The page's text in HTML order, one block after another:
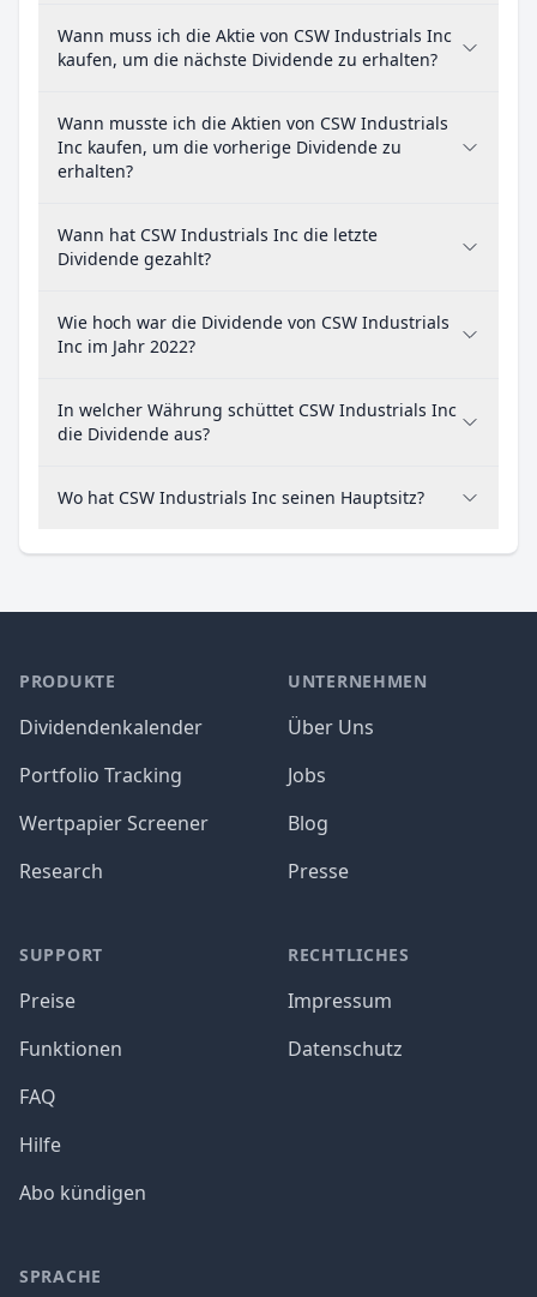
Wann muss ich die Aktie von CSW Industrials Inc
kaufen, um die nächste Dividende zu erhalten?
Wann musste ich die Aktien von CSW Industrials
Inc kaufen, um die vorherige Dividende zu
erhalten?
Wann hat CSW Industrials Inc die letzte
Dividende gezahlt?
Wie hoch war die Dividende von CSW Industrials
Inc im Jahr 2022?
In welcher Währung schüttet CSW Industrials Inc
die Dividende aus?
Wo hat CSW Industrials Inc seinen Hauptsitz?
PRODUKTE
Dividendenkalender
Portfolio Tracking
Wertpapier Screener
Research
SUPPORT
Preise
Funktionen
FAQ
Hilfe
Abo kündigen
UNTERNEHMEN
Über Uns
Jobs
Blog
Presse
RECHTLICHES
Impressum
Datenschutz
SPRACHE